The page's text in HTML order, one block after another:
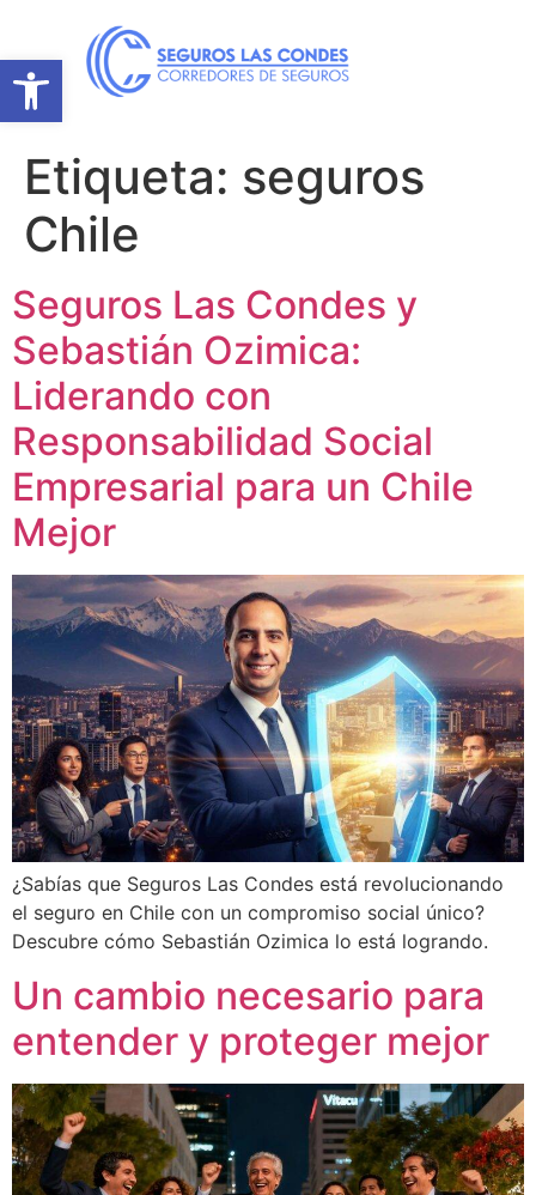
Abrir barra de herramientas
Etiqueta: seguros
Chile
Seguros Las Condes y
Sebastián Ozimica:
Liderando con
Responsabilidad Social
Empresarial para un Chile
Mejor
¿Sabías que Seguros Las Condes está revolucionando
el seguro en Chile con un compromiso social único?
Descubre cómo Sebastián Ozimica lo está logrando.
Un cambio necesario para
entender y proteger mejor